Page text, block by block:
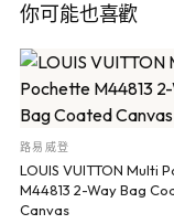
你可能也喜歡
路易威登
LOUIS VUITTON Multi
M44813 2-Way Bag
Canvas